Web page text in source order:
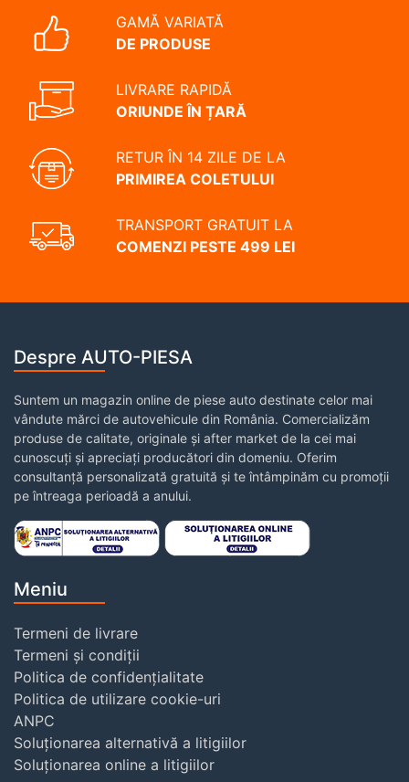
GAMĂ VARIATĂ
DE PRODUSE
LIVRARE RAPIDĂ
ORIUNDE ÎN ȚARĂ
RETUR ÎN 14 ZILE DE LA
PRIMIREA COLETULUI
TRANSPORT GRATUIT LA
COMENZI PESTE 499 LEI
Despre AUTO-PIESA
Suntem un magazin online de piese auto destinate celor mai
vândute mărci de autovehicule din România. Comercializăm
produse de calitate, originale și after market de la cei mai
cunoscuți și apreciați producători din domeniu. Oferim
consultanță personalizată gratuită și te întâmpinăm cu promoții
pe întreaga perioadă a anului.
Meniu
Termeni de livrare
Termeni și condiții
Politica de confidențialitate
Politica de utilizare cookie-uri
ANPC
Soluționarea alternativă a litigiilor
Soluționarea online a litigiilor